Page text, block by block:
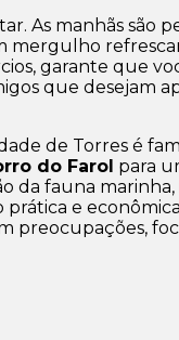
As manhãs são
mergulho
garante que
que
de Torres é
do Farol para
da fauna marinha
e
preocupações,